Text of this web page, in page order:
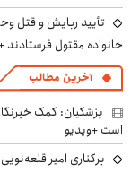
تأیید ربایش و قتل
خانواده مقتول
آخرین مطالب
پزشکیان: کمک
است +ویدیو
برکناری امیر